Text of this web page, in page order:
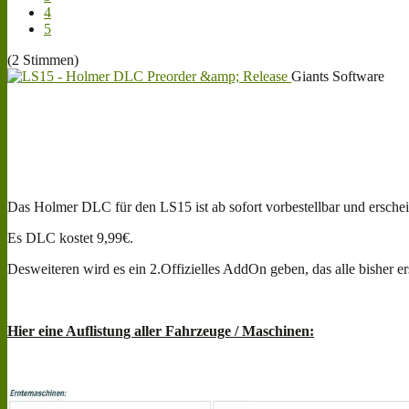
4
5
(2 Stimmen)
Giants Software
Das Holmer DLC für den LS15 ist ab sofort vorbestellbar und
Es DLC kostet 9,99€.
Desweiteren wird es ein 2.Offizielles AddOn geben, das alle bisher
Hier eine Auflistung aller Fahrzeuge / Maschinen: